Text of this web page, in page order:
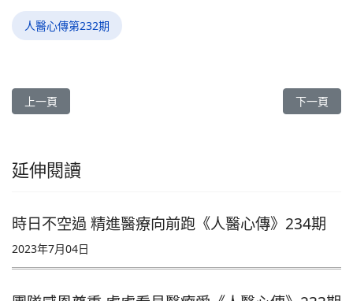
人醫心傳第232期
上一篇文章: 團隊感恩尊重 處處看見醫療愛《人醫心傳》233期
上一頁 下一篇文
下一頁
延伸閱讀
時日不空過 精進醫療向前跑《人醫心傳》234期
2023年7月04日